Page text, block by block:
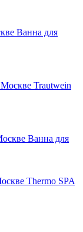
Ванна для
Trautwein
Ванна для
Thermo SPA